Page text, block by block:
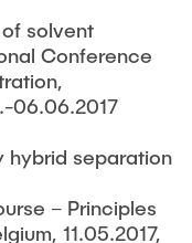
solvent
Conference
06.06.2017
hybrid separation
– Principles
11.05.2017,